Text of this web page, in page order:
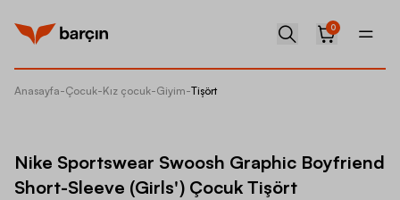
0
Anasayfa-Çocuk-Kız çocuk-Giyim-Tişört
Nike Sportswear Swoosh Graphic Boyfriend
Short-Sleeve (Girls') Çocuk Tişört